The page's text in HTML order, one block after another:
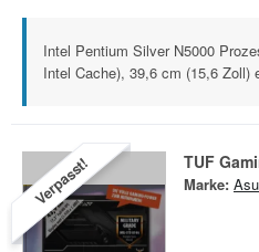
Intel Pentium Silver N5000
Intel Cache), 39,6 cm (15,6 Zoll)
Verpasst! TUF
Marke: